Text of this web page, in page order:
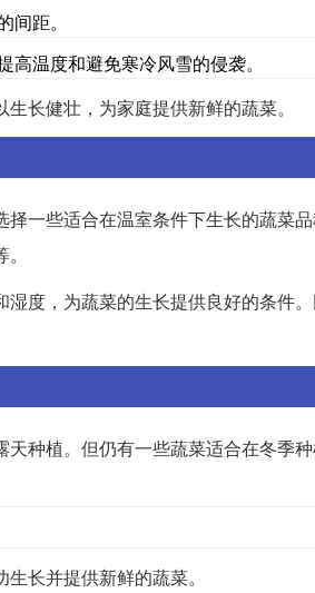
距。
温度和避免寒冷风雪的侵袭。
长健壮，为家庭提供新鲜的蔬菜。
一些适合在温室条件下生长的蔬菜
度，为蔬菜的生长提供良好的条件
种植。但仍有一些蔬菜适合在冬季
长并提供新鲜的蔬菜。